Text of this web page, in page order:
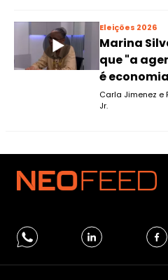
Eleições 2026
Marina
que "a
é
Carla Jimenez e
Jr.